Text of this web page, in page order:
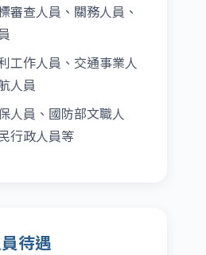
審查人員、關務人員、
工作人員、交通事業人
人員
人員、國防部文職人
行政人員等
待遇